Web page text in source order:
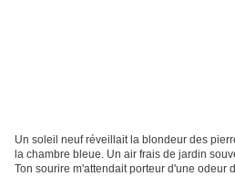
Un soleil neuf réveillait la blondeur des
la chambre bleue. Un air frais de jardin
Ton sourire m'attendait porteur d'une odeur